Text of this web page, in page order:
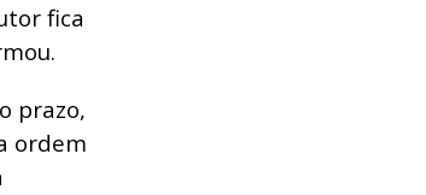
fica
prazo,
ordem